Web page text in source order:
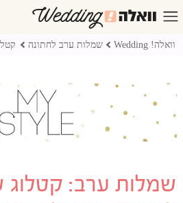
וואלה! Wedding שמלות ערב לחתונה
שמלות ערב: קטלוג